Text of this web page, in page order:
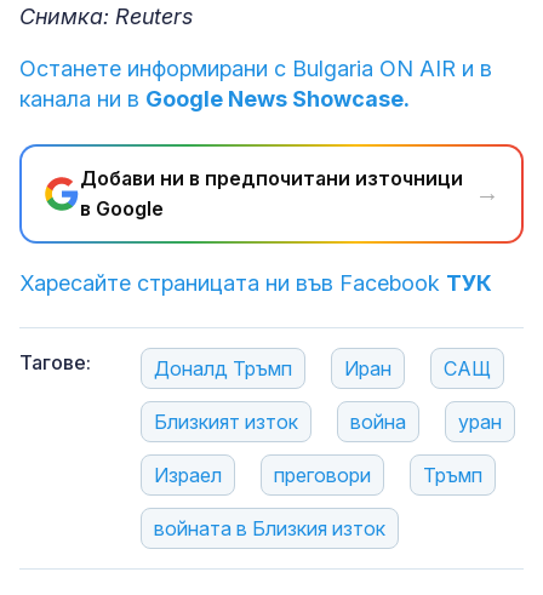
Снимка: Reuters
Останете информирани с Bulgaria ON AIR и в
канала ни в Google News Showcase.
Добави ни в предпочитани източници
в Google
→
Харесайте страницата ни във Facebook ТУК
Тагове: Доналд Тръмп Иран САЩ
Близкият изток война уран
Израел преговори Тръмп
войната в Близкия изток